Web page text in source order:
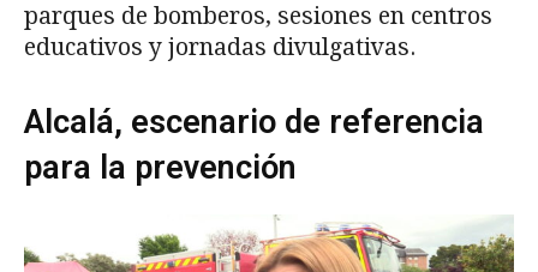
parques de bomberos, sesiones en centros
educativos y jornadas divulgativas.
Alcalá, escenario de referencia
para la prevención